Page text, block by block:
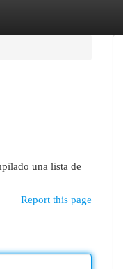
una lista de
Report this page